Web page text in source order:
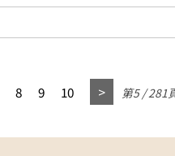
8 9 10 第5 / 281